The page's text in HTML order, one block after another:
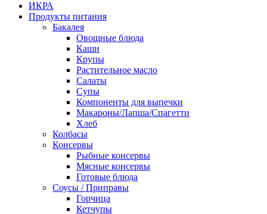
ИКРА
Продукты питания
Бакалея
Овощные блюда
Каши
Крупы
Растительное масло
Салаты
Супы
Компоненты для выпечки
Макароны/Лапша/Спагетти
Хлеб
Колбасы
Консервы
Рыбные консервы
Мясные консервы
Готовые блюда
Соусы / Приправы
Горчица
Кетчупы